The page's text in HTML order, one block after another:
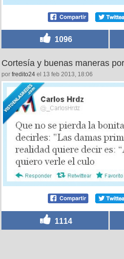
1096
Cortesía y buenas maneras
por fredito24 el 13 feb 2013, 18:06
1114